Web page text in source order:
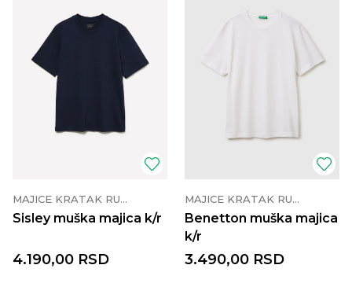
MAJICE KRATAK RUKAV
Sisley muška majica k/r
4.190,00 RSD
MAJICE KRATAK RUKAV
Benetton muška majica
k/r
3.490,00 RSD